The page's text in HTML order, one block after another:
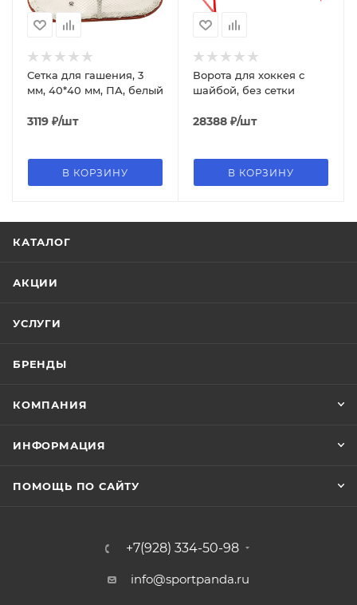
Сетка для гашения, 3
мм, 40*40 мм, ПА, белый
3119 ₽/шт
В КОРЗИНУ
Ворота для хоккея с
шайбой, без сетки
28388 ₽/шт
В КОРЗИНУ
КАТАЛОГ
АКЦИИ
УСЛУГИ
БРЕНДЫ
КОМПАНИЯ
ИНФОРМАЦИЯ
ПОМОЩЬ ПО САЙТУ
+7(928) 334-50-98
info@sportpanda.ru